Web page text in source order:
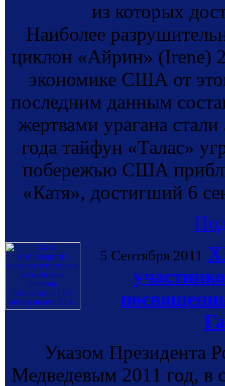
из которых
Наиболее
циклон «Айрин» (Irene)
экономике США от
последним данным
жертвами урагана
года тайфун «Талас»
побережью США
«Катя», достигший 6
5 Сентября 2011
Указом Президента
Медведевым 2011 год, в